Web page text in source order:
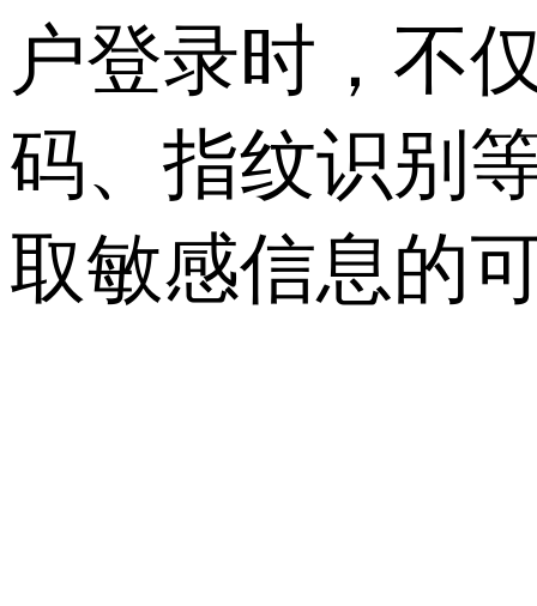
户登录时，不
码、指纹识别
取敏感信息的